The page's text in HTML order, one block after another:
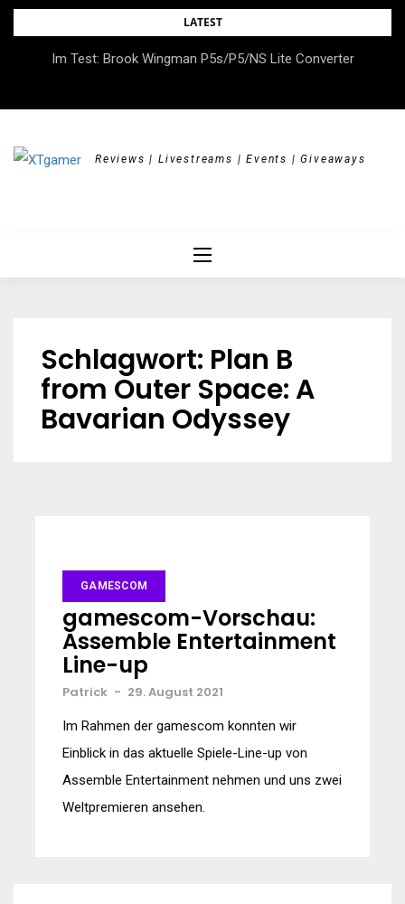
Skip
LATEST
Im Test: Brook Wingman P5s/P5/NS Lite Converter
DOK.fest München 2026 – Empowered, HerStory, Beyond
Reviews | Livestreams | Events | Giveaways
Schlagwort: Plan B
from Outer Space: A
Bavarian Odyssey
GAMESCOM
gamescom-Vorschau:
Assemble Entertainment
Line-up
Patrick - 29. August 2021
Im Rahmen der gamescom konnten wir
Einblick in das aktuelle Spiele-Line-up von
Assemble Entertainment nehmen und uns zwei
Weltpremieren ansehen.